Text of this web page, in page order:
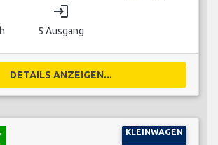
login
5 Ausgang
DETAILS ANZEIGEN...
KLEINWAGEN